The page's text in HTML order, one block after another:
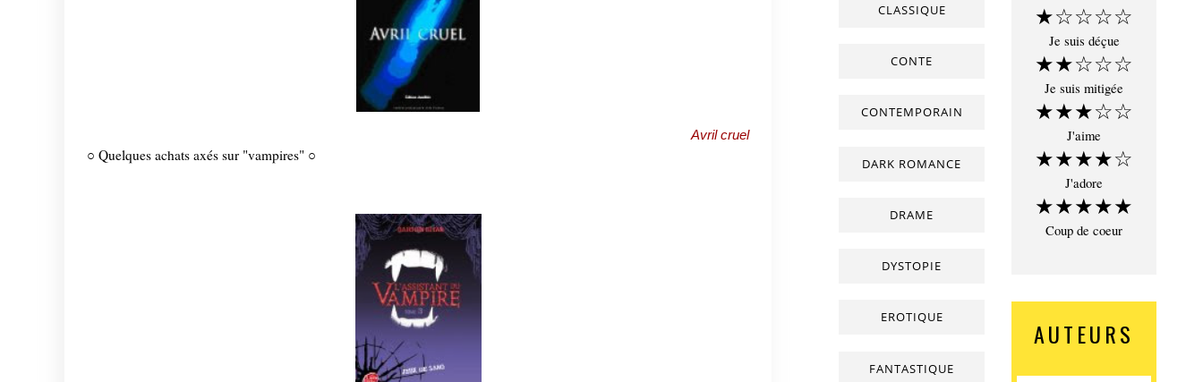
Avril cruel
○ Quelques achats axés sur "vampires" ○
CLASSIQUE
CONTE
CONTEMPORAIN
DARK ROMANCE
DRAME
DYSTOPIE
EROTIQUE
FANTASTIQUE
★☆☆☆☆
Je suis déçue
★★☆☆☆
Je suis mitigée
★★★☆☆
J'aime
★★★★☆
J'adore
★★★★★
Coup de coeur
AUTEURS